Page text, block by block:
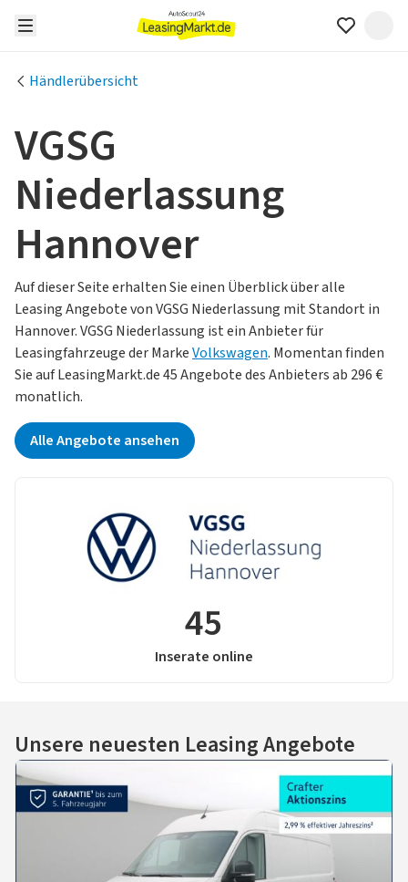
Händlerübersicht
VGSG
Niederlassung
Hannover
Auf dieser Seite erhalten Sie einen Überblick über alle
Leasing Angebote von VGSG Niederlassung mit Standort in
Hannover.VGSG Niederlassung ist ein Anbieter für
Leasingfahrzeuge der MarkeVolkswagen. Momentan finden
Sie auf LeasingMarkt.de 45 Angebote des Anbieters ab 296 €
monatlich.
Alle Angebote ansehen
45
Inserate online
Unsere neuesten Leasing Angebote